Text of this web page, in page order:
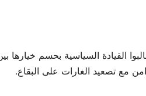
طالبوا القيادة السياسية بحسم خيارها
مع تصعيد الغارات على البقاع.